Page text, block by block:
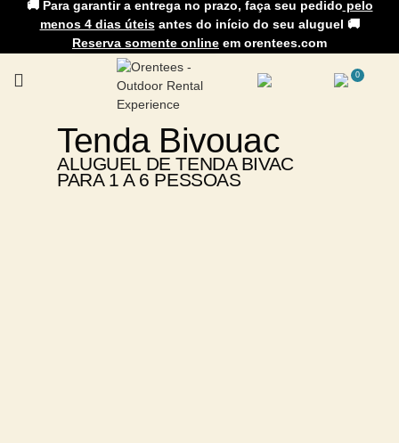
🚚 Para garantir a entrega no prazo, faça seu pedido pelo
menos 4 dias úteisantes do início do seu aluguel 🚚
Reserva somente online em orentees.com
0
Tenda Bivouac
ALUGUEL DE TENDA BIVAC
PARA 1 A 6 PESSOAS